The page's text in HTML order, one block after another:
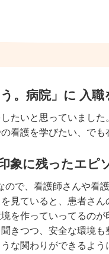
。病院」に 入
たいと思っていまし
看護を学びたい、で
象に残ったエピ
ので、看護師さんや看
見ていると、患者さ
を作っていってるの
きつつ、安全な環境
な関わりができるよう